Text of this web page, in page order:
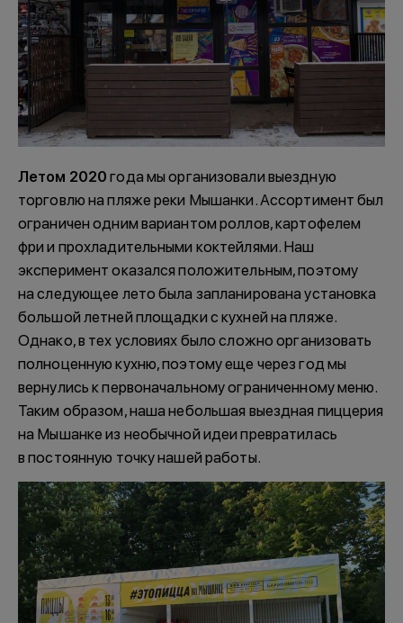
Летом 2020года мы организовали выездную
торговлю на пляже реки Мышанки. Ассортимент был
ограничен одним вариантом роллов, картофелем
фри и прохладительными коктейлями. Наш
эксперимент оказался положительным, поэтому
на следующее лето была запланирована установка
большой летней площадки с кухней на пляже.
Однако, в тех условиях было сложно организовать
полноценную кухню, поэтому еще через год мы
вернулись к первоначальному ограниченному меню.
Таким образом, наша небольшая выездная пиццерия
на Мышанке из необычной идеи превратилась
в постоянную точку нашей работы.